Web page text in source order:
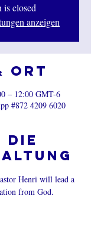
is closed
anzeigen
Ort
– 12:00 GMT-6
#872 4209 6020
die
Henri will lead a
from God.